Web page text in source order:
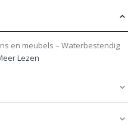
en meubels – Waterbestendig
Lezen